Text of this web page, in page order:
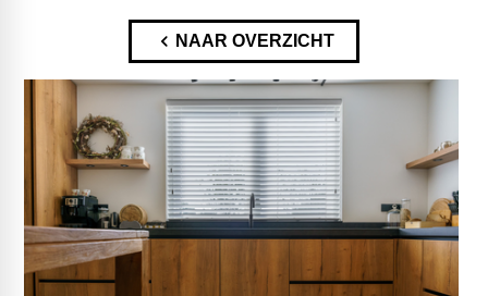
NAAR OVERZICHT